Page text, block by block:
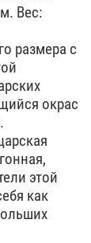
Вес:
размера с
окрас
этой
как